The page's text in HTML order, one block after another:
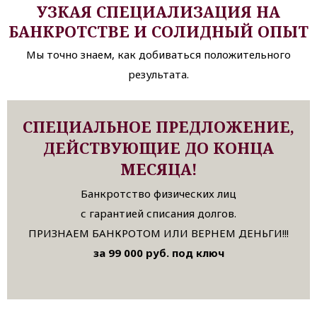
УЗКАЯ СПЕЦИАЛИЗАЦИЯ НА
БАНКРОТСТВЕ И СОЛИДНЫЙ ОПЫТ
Мы точно знаем, как добиваться положительного
результата.
СПЕЦИАЛЬНОЕ ПРЕДЛОЖЕНИЕ,
ДЕЙСТВУЮЩИЕ ДО КОНЦА
МЕСЯЦА!
Банкротство физических лиц
с гарантией списания долгов.
ПРИЗНАЕМ БАНКРОТОМ ИЛИ ВЕРНЕМ ДЕНЬГИ!!!
за 99 000 руб. под ключ